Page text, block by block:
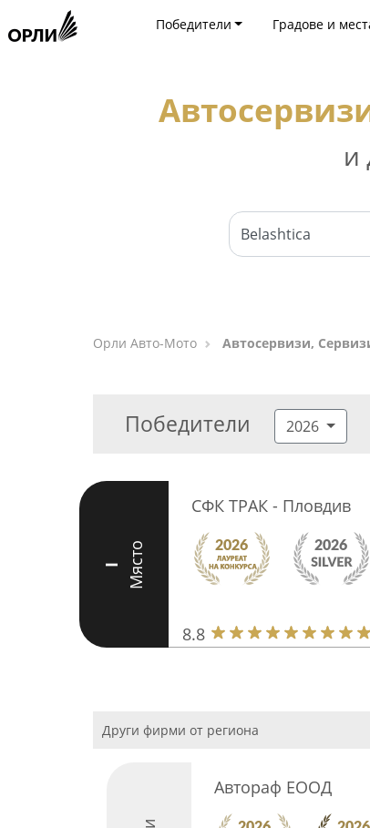
Победители Градове и
и
Орли Aвто-Mото Автосервизи,
Победители 2026
I Място
СФК ТРАК - Пловдив
8.8
Други фирми от региона
Автораф ЕООД